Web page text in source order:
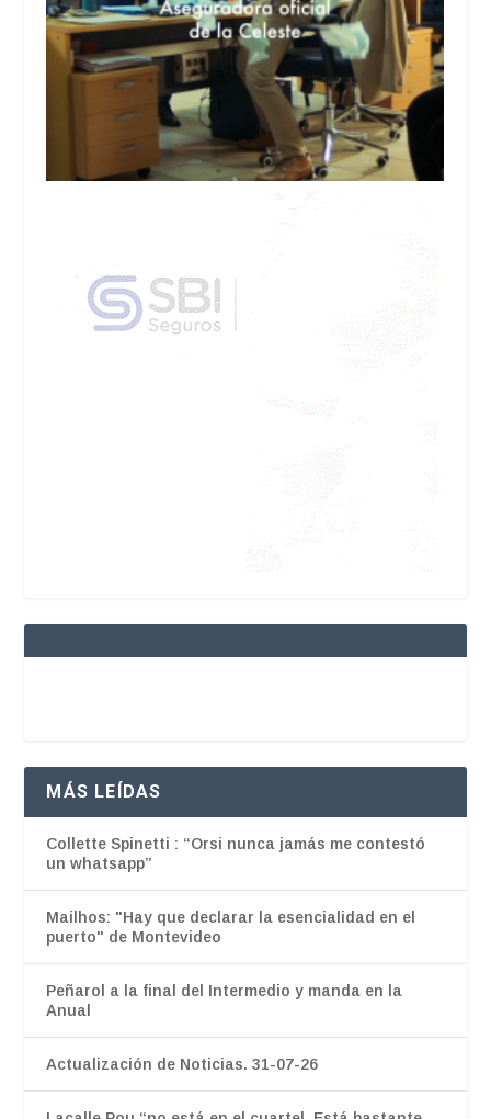
MÁS LEÍDAS
Collette Spinetti : “Orsi nunca jamás me contestó
un whatsapp”
Mailhos: "Hay que declarar la esencialidad en el
puerto" de Montevideo
Peñarol a la final del Intermedio y manda en la
Anual
Actualización de Noticias. 31-07-26